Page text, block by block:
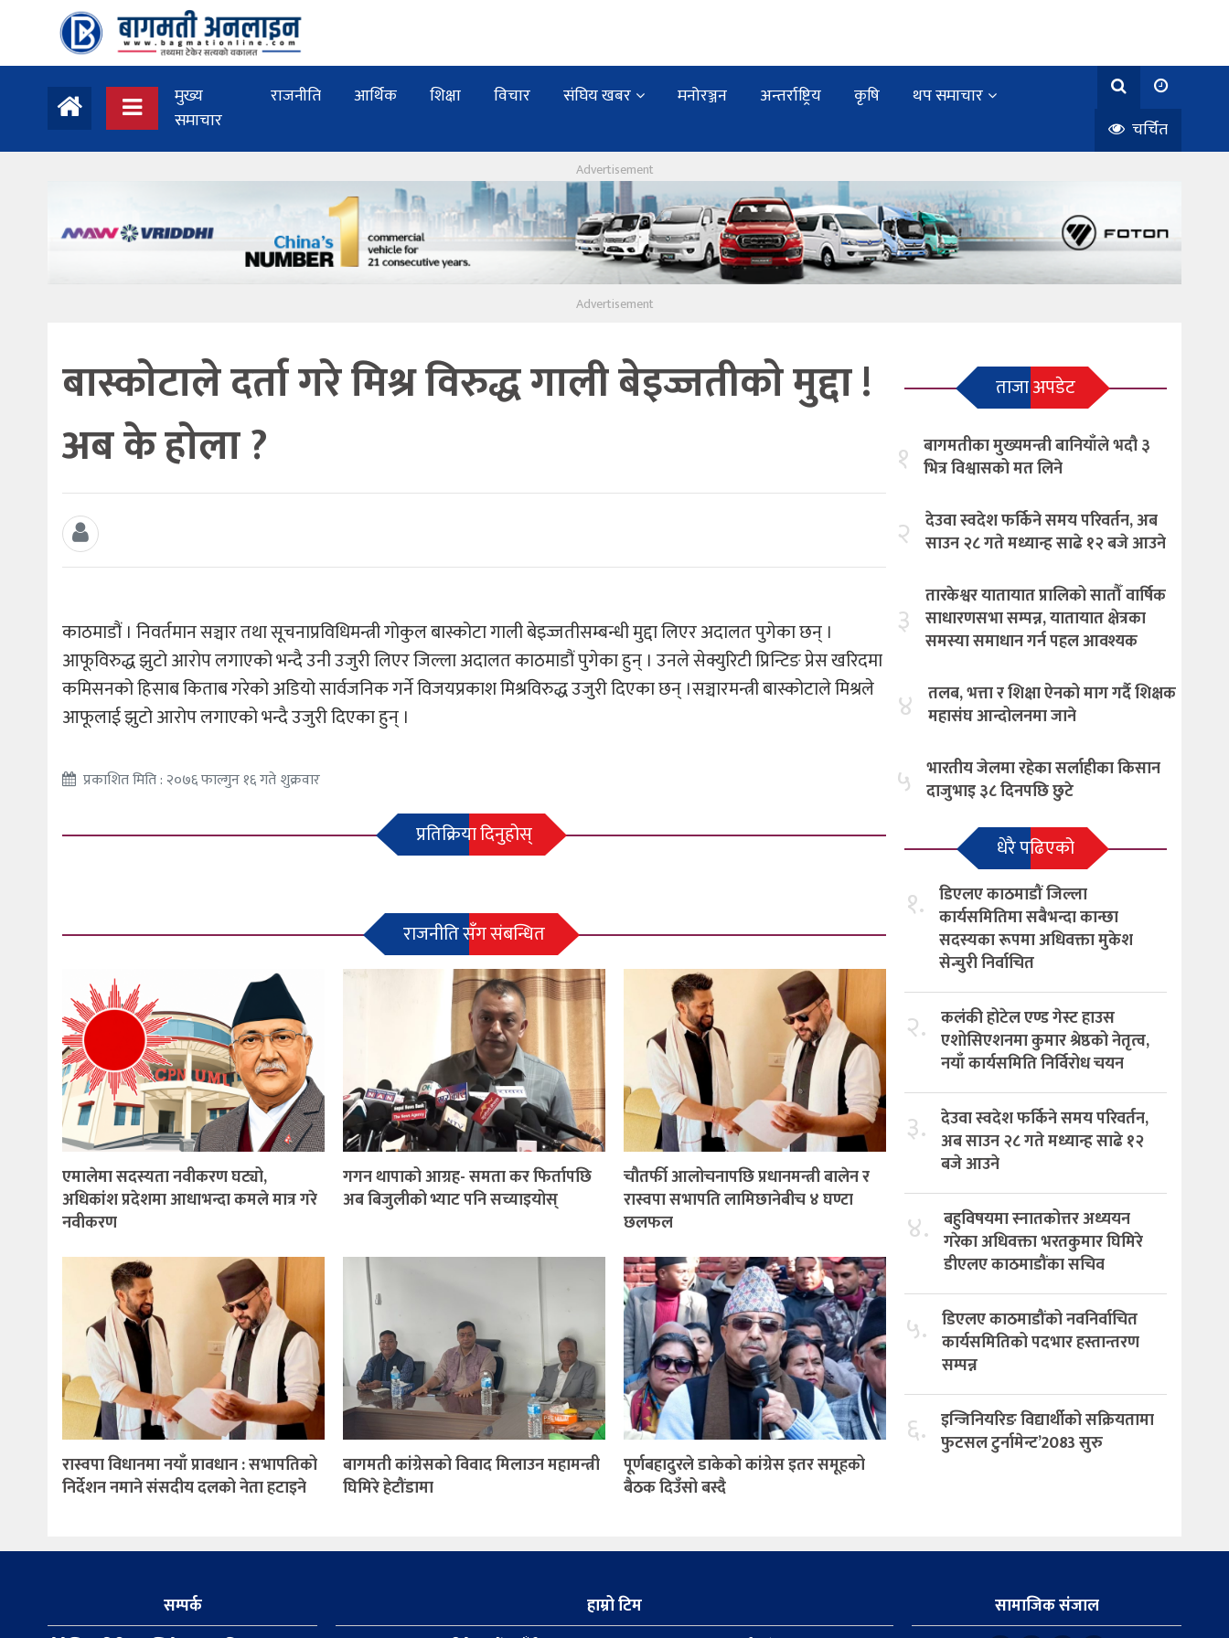
मुख्य
समाचार
राजनीति आर्थिक शिक्षा विचार संघिय खबर मनोरञ्जन अन्तर्राष्ट्रिय कृषि
थप समाचार
चर्चित
बास्काेटाले दर्ता गरे मिश्र विरुद्ध गाली बेइज्जतीकाे मुद्दा !
अब के हाेला ?
काठमाडौं । निवर्तमान सञ्चार तथा सूचनाप्रविधिमन्त्री गोकुल बास्कोटा गाली बेइज्जतीसम्बन्धी मुद्दा लिएर अदालत पुगेका छन् ।
आफूविरुद्ध झुटो आरोप लगाएको भन्दै उनी उजुरी लिएर जिल्ला अदालत काठमाडौं पुगेका हुन् । उनले सेक्युरिटी प्रिन्टिङ प्रेस खरिदमा
कमिसनको हिसाब किताब गरेको अडियो सार्वजनिक गर्ने विजयप्रकाश मिश्रविरुद्ध उजुरी दिएका छन् ।सञ्चारमन्त्री बास्कोटाले मिश्रले
आफूलाई झुटो आरोप लगाएको भन्दै उजुरी दिएका हुन् ।
प्रकाशित मिति : २०७६ फाल्गुन १६ गते शुक्रवार
प्रतिक्रिया दिनुहोस्
राजनीति सँग संबन्धित
एमालेमा सदस्यता नवीकरण घट्यो,
अधिकांश प्रदेशमा आधाभन्दा कमले मात्र गरे
नवीकरण
गगन थापाको आग्रह- समता कर फिर्तापछि
अब बिजुलीको भ्याट पनि सच्याइयोस्
चौतर्फी आलोचनापछि प्रधानमन्त्री बालेन र
रास्वपा सभापति लामिछानेबीच ४ घण्टा
छलफल
रास्वपा विधानमा नयाँ प्रावधान : सभापतिको
निर्देशन नमाने संसदीय दलको नेता हटाइने
बागमती कांग्रेसको विवाद मिलाउन महामन्त्री
घिमिरे हेटौंडामा
पूर्णबहादुरले डाकेको कांग्रेस इतर समूहको
बैठक दिउँसो बस्दै
ताजा अपडेट
१ बागमतीका मुख्यमन्त्री बानियाँले भदौ ३
भित्र विश्वासको मत लिने
२ देउवा स्वदेश फर्किने समय परिवर्तन, अब
साउन २८ गते मध्यान्ह साढे १२ बजे आउने
३
तारकेश्वर यातायात प्रालिको सातौँ वार्षिक
साधारणसभा सम्पन्न, यातायात क्षेत्रका
समस्या समाधान गर्न पहल आवश्यक
४ तलब, भत्ता र शिक्षा ऐनको माग गर्दै शिक्षक
महासंघ आन्दोलनमा जाने
५ भारतीय जेलमा रहेका सर्लाहीका किसान
दाजुभाइ ३८ दिनपछि छुटे
धेरै पढिएको
१. डिएलए काठमाडौं जिल्ला
कार्यसमितिमा सबैभन्दा कान्छा
सदस्यका रूपमा अधिवक्ता मुकेश
सेन्चुरी निर्वाचित
२. कलंकी होटेल एण्ड गेस्ट हाउस
एशोसिएशनमा कुमार श्रेष्ठको नेतृत्व,
नयाँ कार्यसमिति निर्विरोध चयन
३. देउवा स्वदेश फर्किने समय परिवर्तन,
अब साउन २८ गते मध्यान्ह साढे १२
बजे आउने
४. बहुविषयमा स्नातकोत्तर अध्ययन
गरेका अधिवक्ता भरतकुमार घिमिरे
डीएलए काठमाडौंका सचिव
५. डिएलए काठमाडौंको नवनिर्वाचित
कार्यसमितिको पदभार हस्तान्तरण
सम्पन्न
६. इन्जिनियरिङ विद्यार्थीको सक्रियतामा
फुटसल टुर्नामेन्ट’2083 सुरु
सम्पर्क हाम्रो टिम सामाजिक संजाल